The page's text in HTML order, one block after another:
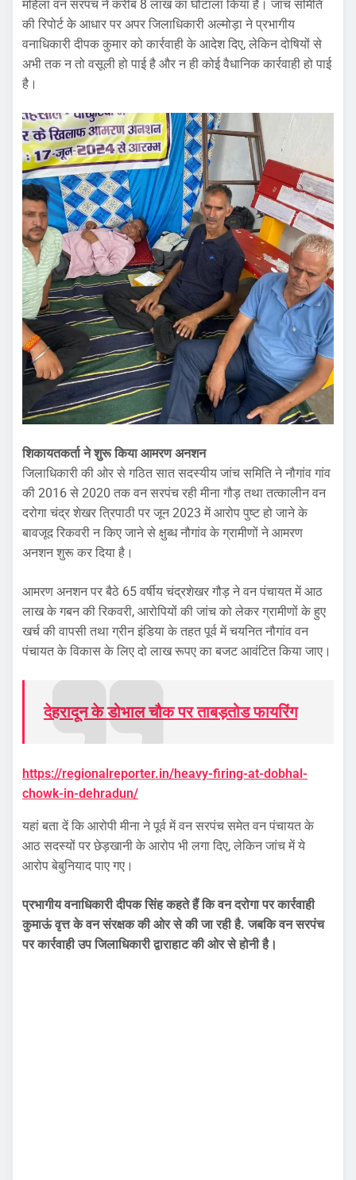
महिला वन सरपंच ने करीब 8 लाख का घोटाला किया है। जांच समिति
की रिपोर्ट के आधार पर अपर जिलाधिकारी अल्मोड़ा ने प्रभागीय
वनाधिकारी दीपक कुमार को कार्रवाही के आदेश दिए, लेकिन दोषियों से
अभी तक न तो वसूली हो पाई है और न ही कोई वैधानिक कार्रवाही हो पाई
है।
शिकायतकर्ता ने शुरू किया आमरण अनशन
जिलाधिकारी की ओर से गठित सात सदस्यीय जांच समिति ने नौगांव गांव
की 2016 से 2020 तक वन सरपंच रही मीना गौड़ तथा तत्कालीन वन
दरोगा चंद्र शेखर त्रिपाठी पर जून 2023 में आरोप पुष्ट हो जाने के
बावजूद रिकवरी न किए जाने से क्षुब्ध नौगांव के ग्रामीणों ने आमरण
अनशन शुरू कर दिया है।
आमरण अनशन पर बैठे 65 वर्षीय चंद्रशेखर गौड़ ने वन पंचायत में आठ
लाख के गबन की रिकवरी, आरोपियों की जांच को लेकर ग्रामीणों के हुए
खर्च की वापसी तथा ग्रीन इंडिया के तहत पूर्व में चयनित नौगांव वन
पंचायत के विकास के लिए दो लाख रूपए का बजट आवंटित किया जाए।
देहरादून के डोभाल चौक पर ताबड़तोड फायरिंग
https://regionalreporter.in/heavy-firing-at-dobhal-
chowk-in-dehradun/
यहां बता दें कि आरोपी मीना ने पूर्व में वन सरपंच समेत वन पंचायत के
आठ सदस्यों पर छेड़खानी के आरोप भी लगा दिए, लेकिन जांच में ये
आरोप बेबुनियाद पाए गए।
प्रभागीय वनाधिकारी दीपक सिंह कहते हैं कि वन दरोगा पर कार्रवाही
कुमाऊं वृत्त के वन संरक्षक की ओर से की जा रही है. जबकि वन सरपंच
पर कार्रवाही उप जिलाधिकारी द्वाराहाट की ओर से होनी है।